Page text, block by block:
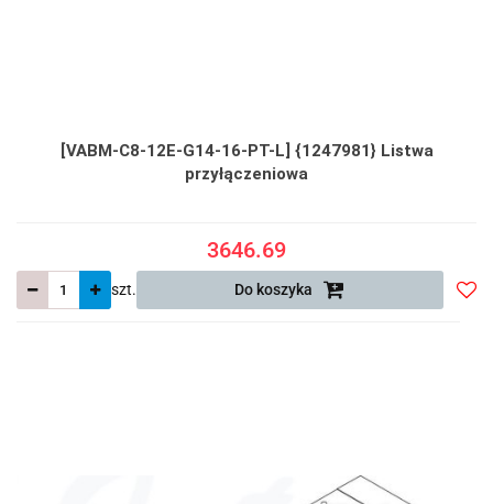
[VABM-C8-12E-G14-16-PT-L] {1247981} Listwa
przyłączeniowa
3646.69
szt. Do koszyka